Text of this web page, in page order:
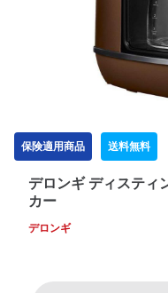
保険適用商品 送料無料
デロンギ ディスティ
カー
デロンギ